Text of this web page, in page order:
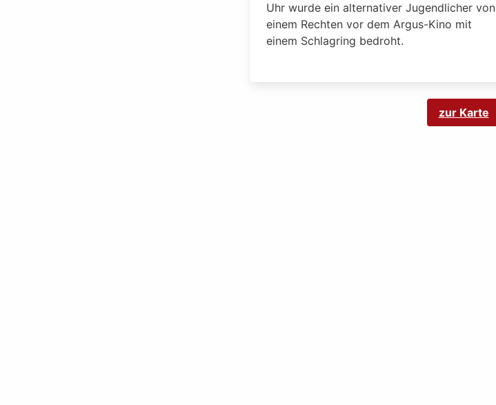
Uhr wurde ein alternativer Jugendlicher von
einem Rechten vor dem Argus-Kino mit
einem Schlagring bedroht.
zur Karte